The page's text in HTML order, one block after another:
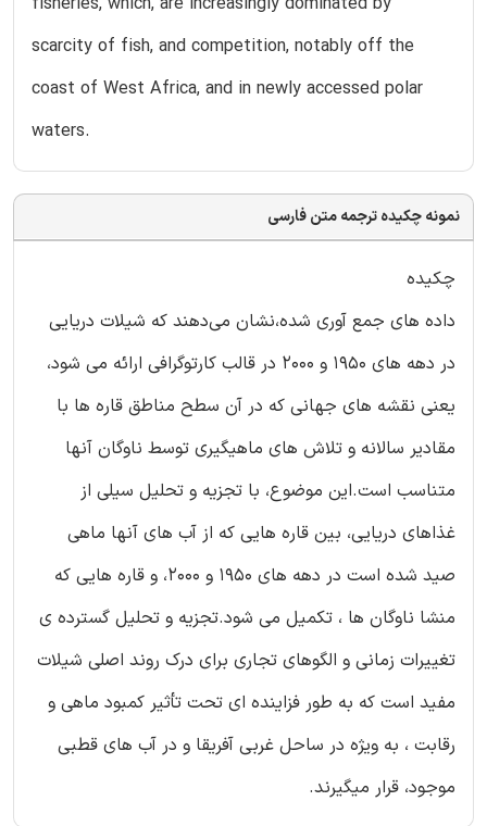
scarcity of fish, and competition, notably off the
coast of West Africa, and in newly accessed polar
waters.
نمونه چکیده ترجمه متن فارسی
چکیده
داده های جمع آوری شده،نشان می‌دهند که شیلات دریایی
در دهه های 1950 و 2000 در قالب کارتوگرافی ارائه می شود،
یعنی نقشه های جهانی که در آن سطح مناطق قاره ها با
مقادیر سالانه و تلاش های ماهیگیری توسط ناوگان آنها
متناسب است.این موضوع، با تجزیه و تحلیل سیلی از
غذاهای دریایی، بین قاره هایی که از آب های آنها ماهی
صید شده است در دهه های 1950 و 2000، و قاره هایی که
منشا ناوگان ها ، تکمیل می شود.تجزیه و تحلیل گسترده ی
تغییرات زمانی و الگوهای تجاری برای درک روند اصلی شیلات
مفید است که به طور فزاینده ای تحت تأثیر کمبود ماهی و
رقابت ، به ویژه در ساحل غربی آفریقا و در آب های قطبی
موجود، قرار میگیرند.